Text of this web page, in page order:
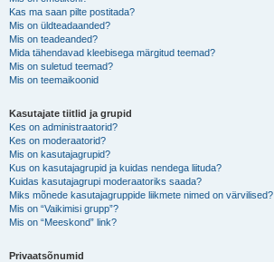
Kas ma saan pilte postitada?
Mis on üldteadaanded?
Mis on teadeanded?
Mida tähendavad kleebisega märgitud teemad?
Mis on suletud teemad?
Mis on teemaikoonid
Kasutajate tiitlid ja grupid
Kes on administraatorid?
Kes on moderaatorid?
Mis on kasutajagrupid?
Kus on kasutajagrupid ja kuidas nendega liituda?
Kuidas kasutajagrupi moderaatoriks saada?
Miks mõnede kasutajagruppide liikmete nimed on värvilised?
Mis on “Vaikimisi grupp”?
Mis on “Meeskond” link?
Privaatsõnumid